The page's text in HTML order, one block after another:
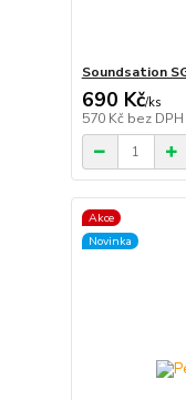
Soundsation
690 Kč/ks
570 Kč bez DPH
Akce
Novinka